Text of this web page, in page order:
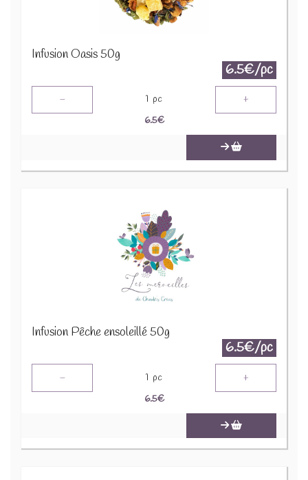
Infusion Oasis 50g
6.5€/pc
- 1 pc +
6.5€
Infusion Pêche ensoleillé 50g
6.5€/pc
- 1 pc +
6.5€